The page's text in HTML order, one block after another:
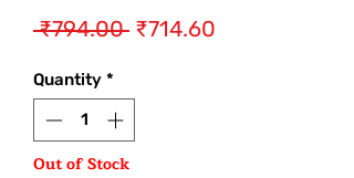
₹794.00 Regular
₹714.60
Quantity *
Out of Stock